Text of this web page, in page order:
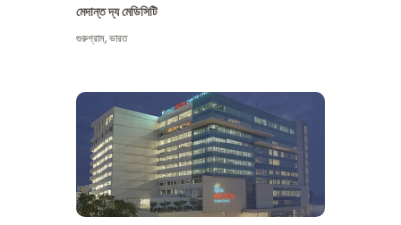
মেদান্ত দ্য মেডিসিটি
গুরুগ্রাম,ভারত